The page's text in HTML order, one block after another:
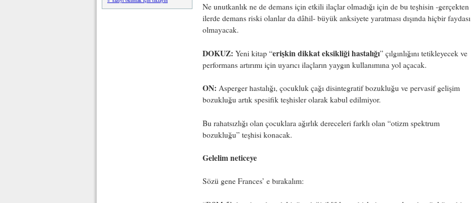
Ne unutkanlık ne de demans için etkili ilaçlar olmadığı için de bu teşhisin -gerçekten
ilerde demans riski olanlar da dâhil- büyük anksiyete yaratması dışında hiçbir faydası
olmayacak.
DOKUZ: Yeni kitap “erişkin dikkat eksikliği hastalığı” çılgınlığını tetikleyecek ve
performans artırımı için uyarıcı ilaçların yaygın kullanımına yol açacak.
ON: Asperger hastalığı, çocukluk çağı disintegratif bozukluğu ve pervasif gelişim
bozukluğu artık spesifik teşhisler olarak kabul edilmiyor.
Bu rahatsızlığı olan çocuklara ağırlık dereceleri farklı olan “otizm spektrum
bozukluğu” teşhisi konacak.
Gelelim neticeye
Sözü gene Frances’ e bırakalım: